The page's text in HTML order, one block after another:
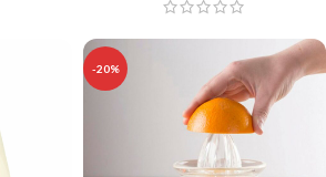
-20%